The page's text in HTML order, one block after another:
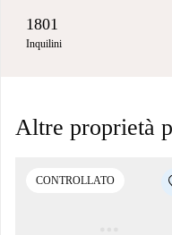
1801
Inquilini
Altre proprietà
CONTROLLATO